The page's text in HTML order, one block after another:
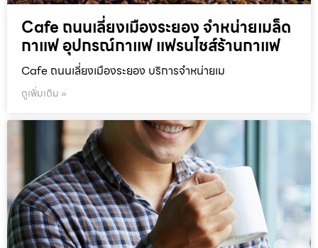
Cafe ถนนเลี่ยงเมืองระยอง จำหน่ายเมล็ด
กาแฟ อุปกรณ์กาแฟ แฟรนไชส์ร้านกาแฟ
Cafe ถนนเลี่ยงเมืองระยอง บริการจำหน่ายเม
ดูเพิ่มเติม »